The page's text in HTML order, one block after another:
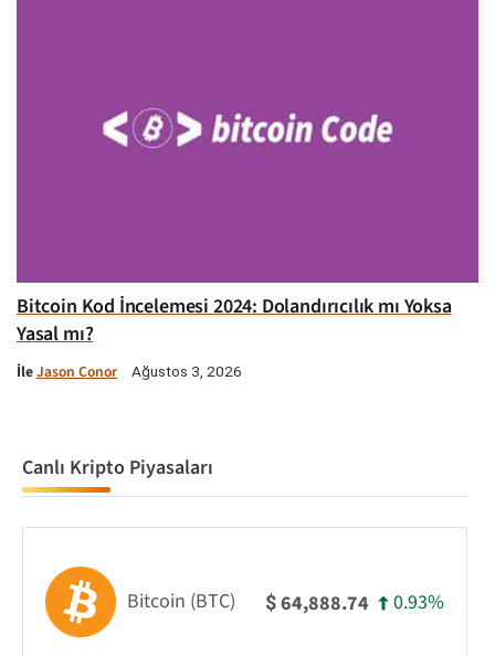
Bitcoin Kod İncelemesi 2024: Dolandırıcılık mı Yoksa
Yasal mı?
İleJason Conor Ağustos 3, 2026
Canlı Kripto Piyasaları
Bitcoin (BTC) $64,888.74 0.93%